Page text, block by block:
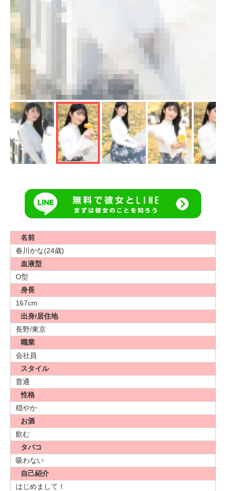
名前
春川かな(24歳)
血液型
O型
身長
167cm
出身/居住地
長野/東京
職業
会社員
スタイル
普通
性格
穏やか
お酒
飲む
タバコ
吸わない
自己紹介
はじめまして！